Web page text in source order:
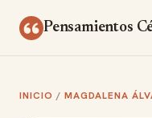
Pensamientos
INICIO / MAGDALENA